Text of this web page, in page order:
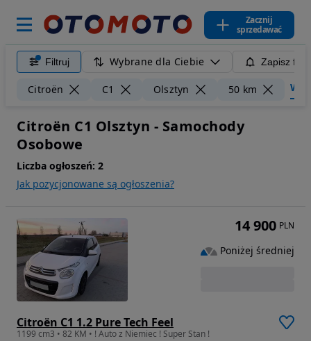
Zacznij
sprzedawać
Filtruj Wybrane dla Ciebie Zapisz
Citroën C1 Olsztyn 50 km
Citroën C1 Olsztyn - Samochody
Osobowe
Liczba ogłoszeń: 2
Jak pozycjonowane są ogłoszenia?
Citroën C1 1.2 Pure Tech Feel
1199 cm3 • 82 KM • ! Auto z Niemiec ! Super Stan !
14 900 PLN
Poniżej średniej